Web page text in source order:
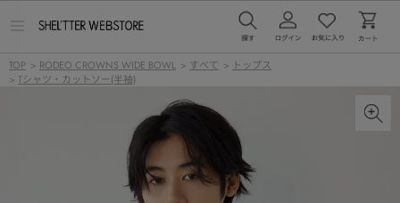
ー
を
TOP > RODEO CROWNS WIDE BOWL > すべて > トップス
> Tシャツ・カットソー(半袖)